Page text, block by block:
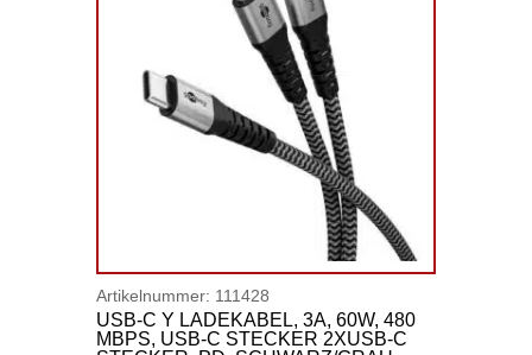
Artikelnummer: 111428
USB-C Y LADEKABEL, 3A, 60W, 480
MBPS, USB-C STECKER 2XUSB-C